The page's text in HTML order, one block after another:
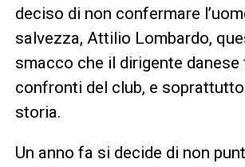
deciso di non confermare
salvezza, Attilio Lombardo,
smacco che il dirigente danese
confronti del club, e
storia.
Un anno fa si decide di non